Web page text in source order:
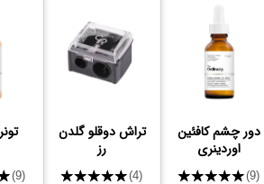
دور چشم کافئین
اوردینری
★★★★★(9)
تراش دوقلو گلدن
رز
★★★★★(4)
(9)